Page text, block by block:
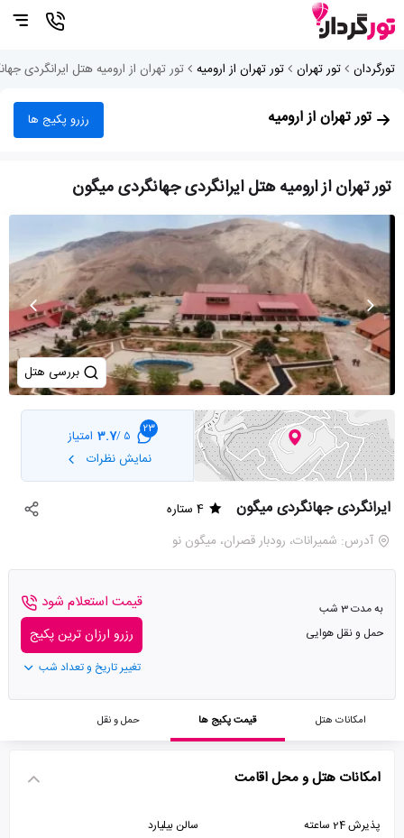
تورگردان تور تهران تور تهران از ارومیه تور تهران از ارومیه هتل ایرانگردی
تور تهران از ارومیه رزرو پکیج ها
تور تهران از ارومیه هتل ایرانگردی جهانگردی میگون
بررسی هتل
23
5 /
3.7 امتیاز
نمایش نظرات
ایرانگردی جهانگردی میگون
4 ستاره
آدرس: شمیرانات، رودبار قصران، میگون نو
به مدت 3 شب
حمل و نقل هوایی
قیمت استعلام شود
رزرو ارزان ترین پکیج
تغییر تاریخ و تعداد شب
امکانات هتل قیمت پکیج ها حمل و نقل
امکانات هتل و محل اقامت
پذیرش 24 ساعته
سالن بیلیارد